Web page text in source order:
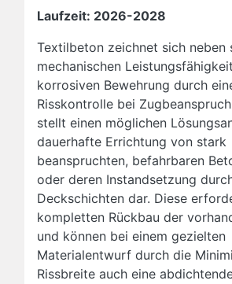
Laufzeit: 2026-2028
Textilbeton zeichnet sich neben
mechanischen
korrosiven Bewehrung durch
Risskontrolle bei
stellt einen möglichen
dauerhafte Errichtung von stark
beanspruchten, befahrbaren
oder deren Instandsetzung
Deckschichten dar. Diese
kompletten Rückbau der
und können bei einem gezielten
Materialentwurf durch die
Rissbreite auch eine